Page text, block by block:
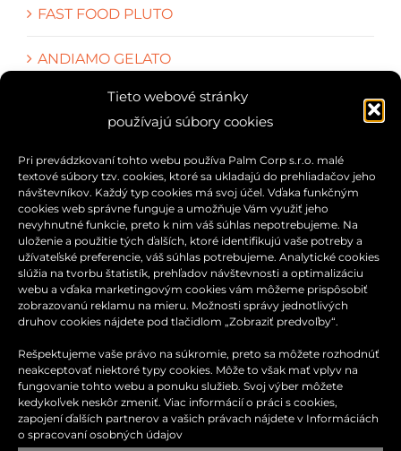
Tieto webové stránky
používajú súbory cookies
Pri prevádzkovaní tohto webu používa Palm Corp s.r.o. malé
textové súbory tzv. cookies, ktoré sa ukladajú do prehliadačov jeho
návštevníkov. Každý typ cookies má svoj účel. Vďaka funkčným
cookies web správne funguje a umožňuje Vám využiť jeho
nevyhnutné funkcie, preto k nim váš súhlas nepotrebujeme. Na
uloženie a použitie tých ďalších, ktoré identifikujú vaše potreby a
užívateľské preferencie, váš súhlas potrebujeme. Analytické cookies
slúžia na tvorbu štatistík, prehľadov návštevnosti a optimalizáciu
webu a vďaka marketingovým cookies vám môžeme prispôsobiť
zobrazovanú reklamu na mieru. Možnosti správy jednotlivých
druhov cookies nájdete pod tlačidlom „Zobraziť predvoľby“.
Rešpektujeme vaše právo na súkromie, preto sa môžete rozhodnúť
neakceptovať niektoré typy cookies. Môže to však mať vplyv na
fungovanie tohto webu a ponuku služieb. Svoj výber môžete
kedykoľvek neskôr zmeniť. Viac informácií o práci s cookies,
zapojení ďalších partnerov a vašich právach nájdete v Informáciách
o spracovaní osobných údajov
FAST FOOD PLUTO
ANDIAMO GELATO
KONTAKT